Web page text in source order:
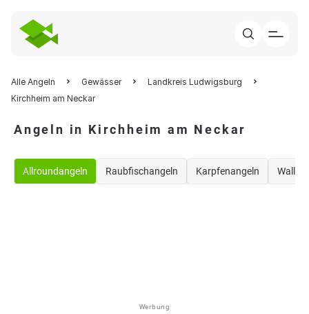
Alle Angeln Gewässer
Landkreis Ludwigsburg
Kirchheim am Neckar
Angeln in Kirchheim am Neckar
Allroundangeln Raubfischangeln Karpfenangeln
Werbung